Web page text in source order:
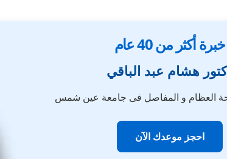
خبرة أكثر من 40 عام
هشام عبد الباقي
العظام و المفاصل فى جامعة عين شمس
احجز موعدك الآن